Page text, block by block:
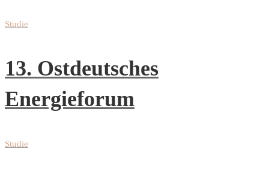
Studie
13. Ostdeutsches
Energieforum
Studie